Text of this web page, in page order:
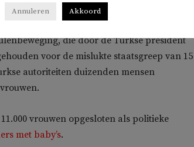
gevangenissen.
die door de Turkse president
voor de mislukte staatsgreep van 15
autoriteiten duizenden mensen
vrouwen opgesloten als politieke
met baby’s.
Annuleren Akkoord